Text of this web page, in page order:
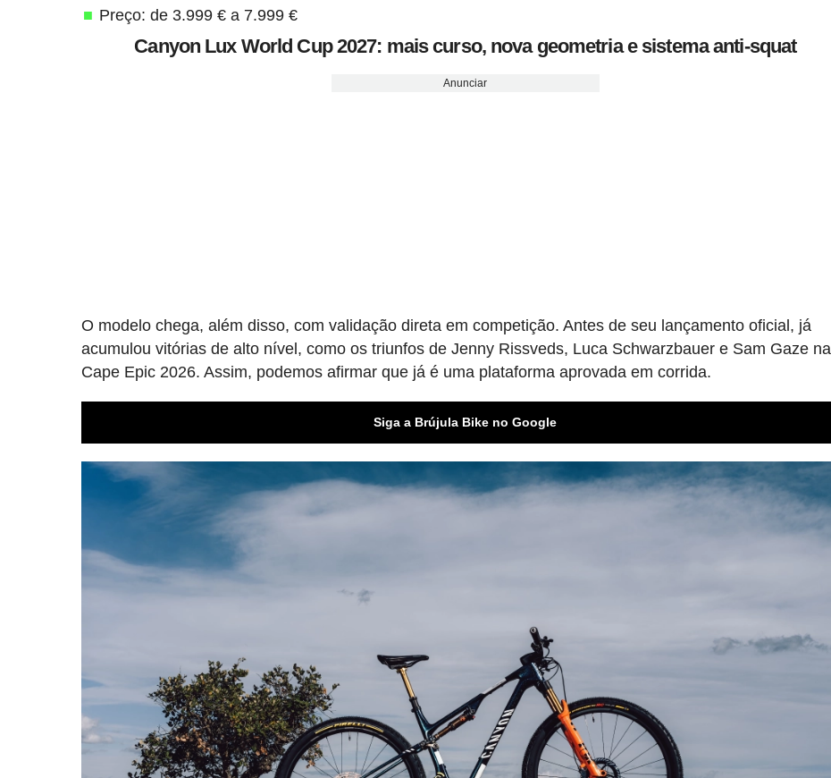
Preço: de 3.999 € a 7.999 €
Canyon Lux World Cup 2027: mais curso, nova geometria e sistema anti-squat
Anunciar
O modelo chega, além disso, com validação direta em competição. Antes de seu lançamento oficial, já
acumulou vitórias de alto nível, como os triunfos de Jenny Rissveds, Luca Schwarzbauer e Sam Gaze na
Cape Epic 2026. Assim, podemos afirmar que já é uma plataforma aprovada em corrida.
Siga a Brújula Bike no Google